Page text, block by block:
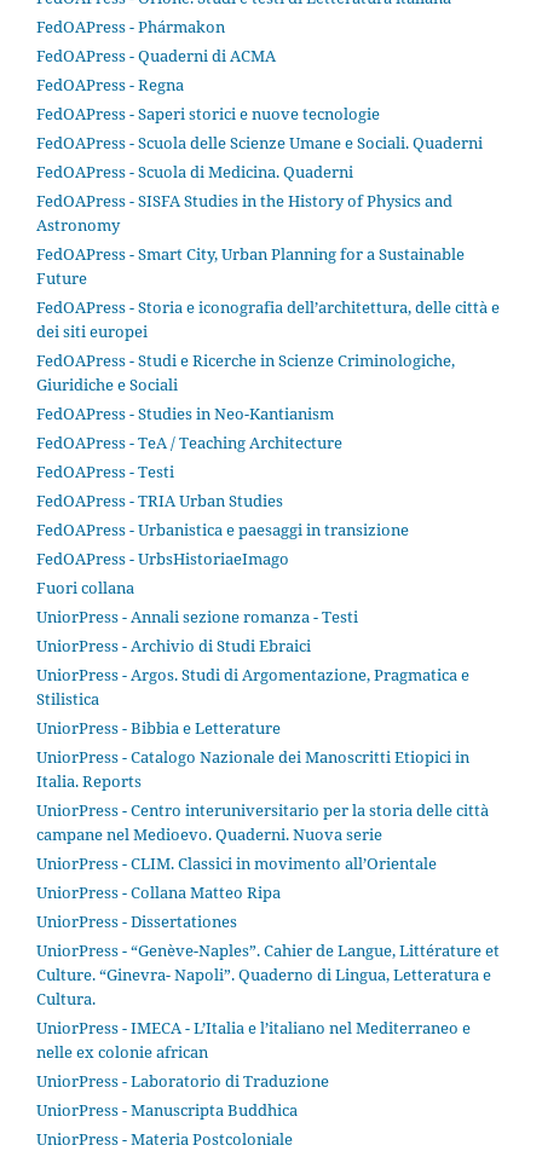
FedOAPress - Phármakon
FedOAPress - Quaderni di ACMA
FedOAPress - Regna
FedOAPress - Saperi storici e nuove tecnologie
FedOAPress - Scuola delle Scienze Umane e Sociali. Quaderni
FedOAPress - Scuola di Medicina. Quaderni
FedOAPress - SISFA Studies in the History of Physics and
Astronomy
FedOAPress - Smart City, Urban Planning for a Sustainable
Future
FedOAPress - Storia e iconografia dell’architettura, delle città e
dei siti europei
FedOAPress - Studi e Ricerche in Scienze Criminologiche,
Giuridiche e Sociali
FedOAPress - Studies in Neo-Kantianism
FedOAPress - TeA / Teaching Architecture
FedOAPress - Testi
FedOAPress - TRIA Urban Studies
FedOAPress - Urbanistica e paesaggi in transizione
FedOAPress - UrbsHistoriaeImago
Fuori collana
UniorPress - Annali sezione romanza - Testi
UniorPress - Archivio di Studi Ebraici
UniorPress - Argos. Studi di Argomentazione, Pragmatica e
Stilistica
UniorPress - Bibbia e Letterature
UniorPress - Catalogo Nazionale dei Manoscritti Etiopici in
Italia. Reports
UniorPress - Centro interuniversitario per la storia delle città
campane nel Medioevo. Quaderni. Nuova serie
UniorPress - CLIM. Classici in movimento all’Orientale
UniorPress - Collana Matteo Ripa
UniorPress - Dissertationes
UniorPress - “Genève-Naples”. Cahier de Langue, Littérature et
Culture. “Ginevra- Napoli”. Quaderno di Lingua, Letteratura e
Cultura.
UniorPress - IMECA - L’Italia e l’italiano nel Mediterraneo e
nelle ex colonie african
UniorPress - Laboratorio di Traduzione
UniorPress - Manuscripta Buddhica
UniorPress - Materia Postcoloniale